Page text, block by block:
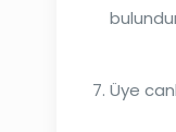
Üye